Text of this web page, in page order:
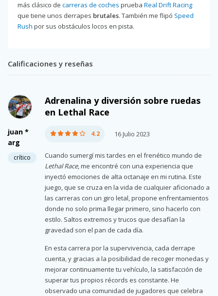
más clásico de carreras de coches prueba Real Drift Racing
que tiene unos derrapes brutales. También me flipó Speed
Rush por sus obstáculos locos en pista.
Calificaciones y reseñas
juan *
arg
crítico
Adrenalina y diversión sobre ruedas
en Lethal Race
4.2 16 Julio 2023
Cuando sumergí mis tardes en el frenético mundo de
Lethal Race, me encontré con una experiencia que
inyectó emociones de alta octanaje en mi rutina. Este
juego, que se cruza en la vida de cualquier aficionado a
las carreras con un giro letal, propone enfrentamientos
donde no solo prima llegar primero, sino hacerlo con
estilo. Saltos extremos y trucos que desafían la
gravedad son el pan de cada día.
En esta carrera por la supervivencia, cada derrape
cuenta, y gracias a la posibilidad de recoger monedas y
mejorar continuamente tu vehículo, la satisfacción de
superar tus propios récords es constante. He
observado una comunidad de jugadores que celebra